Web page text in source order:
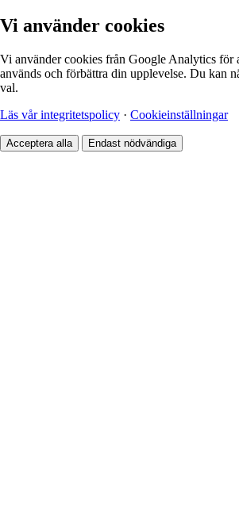
Vi använder cookies
Vi använder cookies från Google Analytics för
används och förbättra din upplevelse. Du kan
val.
Läs vår integritetspolicy · Cookieinställningar
Acceptera alla Endast nödvändiga